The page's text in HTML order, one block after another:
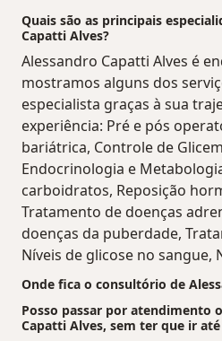
Quais são as principais
Capatti Alves?
Alessandro Capatti Alves é
mostramos alguns dos
especialista graças à sua
experiência: Pré e pós
bariátrica, Controle de
Endocrinologia e
carboidratos, Reposição
Tratamento de doenças
doenças da puberdade,
Níveis de glicose no sangue,
Onde fica o consultório de
Posso passar por atendimento
Capatti Alves, sem ter que ir